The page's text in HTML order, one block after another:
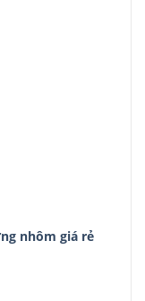
nhôm giá rẻ